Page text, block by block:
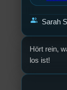
Hört rein,
los ist!
group Sarah